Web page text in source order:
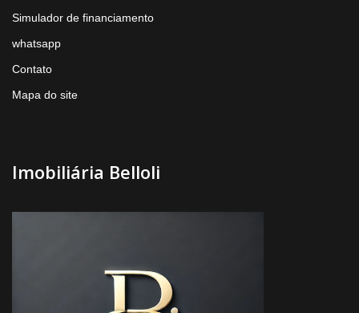
Simulador de financiamento
whatsapp
Contato
Mapa do site
Imobiliária Belloli